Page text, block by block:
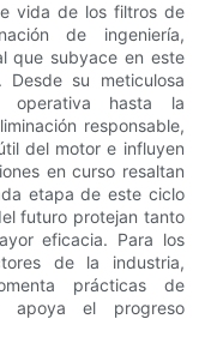
vida de los filtros de
de ingeniería,
que subyace en este
Desde su meticulosa
operativa hasta la
responsable,
del motor e influyen
en curso resaltan
etapa de este ciclo
futuro protejan tanto
eficacia. Para los
de la industria,
prácticas de
apoya el progreso